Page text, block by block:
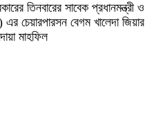
তিনবারের সাবেক প্রধানমন্ত্রী ও
এর চেয়ারপারসন বেগম খালেদা জিয়ার
মাহফিল